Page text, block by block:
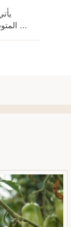
المتوسطة من هولندا. مثل كل الهولندية ...